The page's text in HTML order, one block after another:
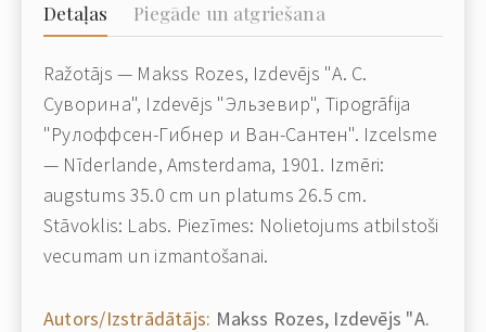
Detaļas Piegāde un atgriešana
Ražotājs — Makss Rozes, Izdevējs "А. С.
Суворина", Izdevējs "Эльзевир", Tipogrāfija
"Рулоффсен-Гибнер и Ван-Сантен". Izcelsme
— Nīderlande, Amsterdama, 1901. Izmēri:
augstums 35.0 cm un platums 26.5 cm.
Stāvoklis: Labs. Piezīmes: Nolietojums atbilstoši
vecumam un izmantošanai.
Autors/Izstrādātājs: Makss Rozes, Izdevējs "А.